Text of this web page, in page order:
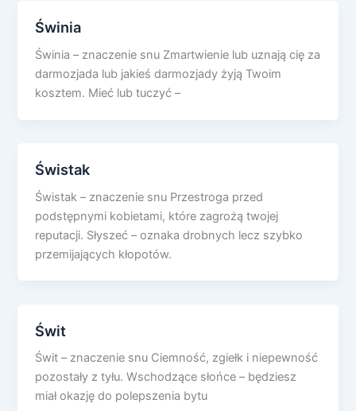
Świnia
Świnia – znaczenie snu Zmartwienie lub uznają cię za
darmozjada lub jakieś darmozjady żyją Twoim
kosztem. Mieć lub tuczyć –
Świstak
Świstak – znaczenie snu Przestroga przed
podstępnymi kobietami, które zagrożą twojej
reputacji. Słyszeć – oznaka drobnych lecz szybko
przemijających kłopotów.
Świt
Świt – znaczenie snu Ciemność, zgiełk i niepewność
pozostały z tyłu. Wschodzące słońce – będziesz
miał okazję do polepszenia bytu